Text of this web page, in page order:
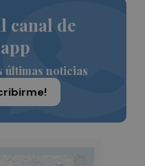
canal de
últimas noticias